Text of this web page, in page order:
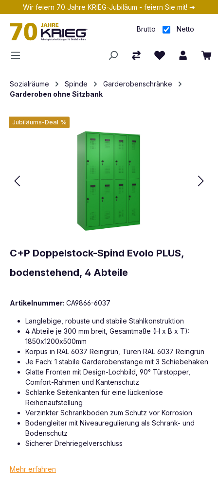
Zum Hauptinhalt springen
Wir feiern 70 Jahre KRIEG-Jubiläum - feiern Sie mit! ➔
Brutto Netto
Sozialräume Spinde
Garderobenschränke
Garderoben ohne Sitzbank
Jubiläums-Deal %
C+P Doppelstock-Spind Evolo PLUS,
bodenstehend, 4 Abteile
Artikelnummer: CA9866-6037
Langlebige, robuste und stabile Stahlkonstruktion
4 Abteile je 300 mm breit, Gesamtmaße (H x B x T):
1850x1200x500mm
Korpus in RAL 6037 Reingrün, Türen RAL 6037 Reingrün
Je Fach: 1 stabile Garderobenstange mit 3 Schiebehaken
Glatte Fronten mit Design-Lochbild, 90° Türstopper,
Comfort-Rahmen und Kantenschutz
Schlanke Seitenkanten für eine lückenlose
Reihenaufstellung
Verzinkter Schrankboden zum Schutz vor Korrosion
Bodengleiter mit Niveauregulierung als Schrank- und
Bodenschutz
Sicherer Drehriegelverschluss
Mehr erfahren